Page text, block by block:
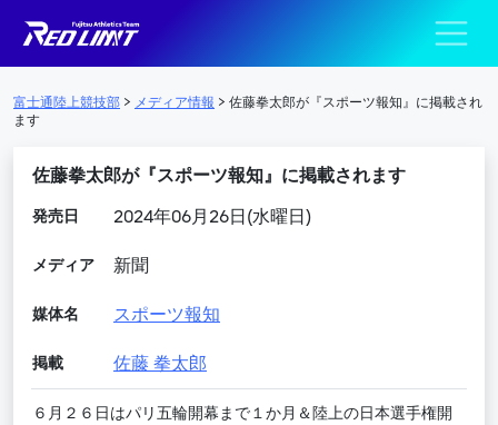
メインナビゲーション
陸上競技部 –
富士通陸上競技部 > メディア情報 > 佐藤拳太郎が『スポーツ報知』に掲載され
ます
佐藤拳太郎が『スポーツ報知』に掲載されます
発売日 2024年06月26日(水曜日)
メディア 新聞
媒体名 スポーツ報知
掲載 佐藤 拳太郎
６月２６日はパリ五輪開幕まで１か月＆陸上の日本選手権開